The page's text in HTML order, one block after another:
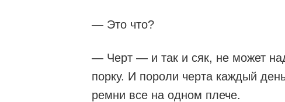
— Это что?
— Черт — и так и сяк, не может
порку. И пороли черта каждый
ремни все на одном плече.